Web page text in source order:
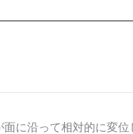
に沿って相対的に変位